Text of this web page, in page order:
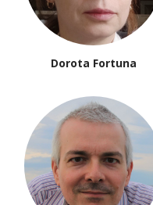
Dorota Fortuna